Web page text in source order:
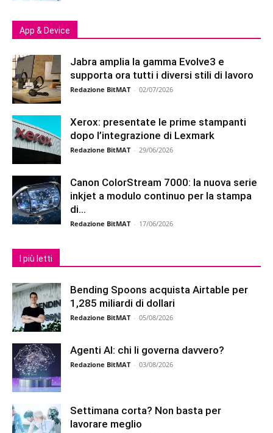
App & Device
Jabra amplia la gamma Evolve3 e
supporta ora tutti i diversi stili di lavoro
Redazione BitMAT - 02/07/2026
Xerox: presentate le prime stampanti
dopo l’integrazione di Lexmark
Redazione BitMAT - 29/06/2026
Canon ColorStream 7000: la nuova serie
inkjet a modulo continuo per la stampa
di...
Redazione BitMAT - 17/06/2026
I più letti
Bending Spoons acquista Airtable per
1,285 miliardi di dollari
Redazione BitMAT - 05/08/2026
Agenti AI: chi li governa davvero?
Redazione BitMAT - 03/08/2026
Settimana corta? Non basta per
lavorare meglio